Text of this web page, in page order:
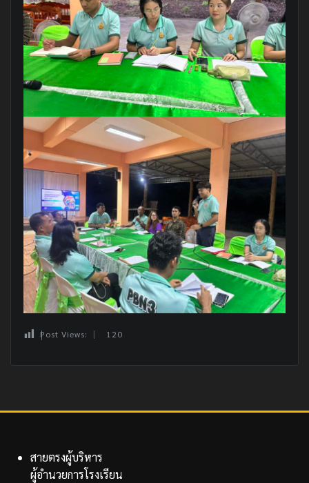
Post Views: 120
สายตรงผู้บริหาร
ผู้อำนวยการโรงเรียน